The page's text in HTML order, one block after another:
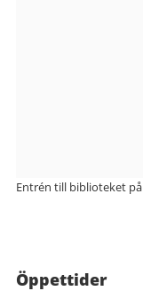
Entrén till biblioteket
Öppettider